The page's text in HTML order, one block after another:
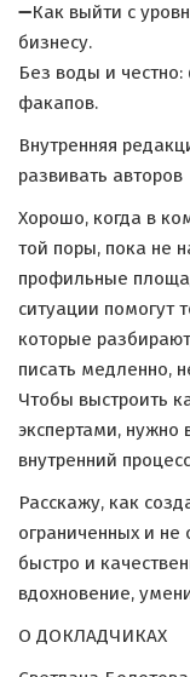
➖Как выйти с
бизнесу.
Без воды и
факапов.
Внутренняя
развивать авторов
Хорошо, когда в
той поры, пока не
профильные
ситуации помогут
которые
писать медленно,
Чтобы выстроить
экспертами, нужно
внутренний
Расскажу, как
ограниченных и не
быстро и
вдохновение,
О ДОКЛАДЧИКАХ